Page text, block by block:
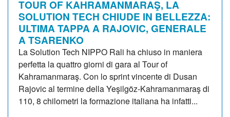
TOUR OF KAHRAMANMARAŞ, LA
SOLUTION TECH CHIUDE IN BELLEZZA:
ULTIMA TAPPA A RAJOVIC, GENERALE
A TSARENKO
La Solution Tech NIPPO Rali ha chiuso in maniera
perfetta la quattro giorni di gara al Tour of
Kahramanmaraş. Con lo sprint vincente di Dusan
Rajovic al termine della Yeşilgöz-Kahramanmaraş di
110, 8 chilometri la formazione italiana ha infatti...